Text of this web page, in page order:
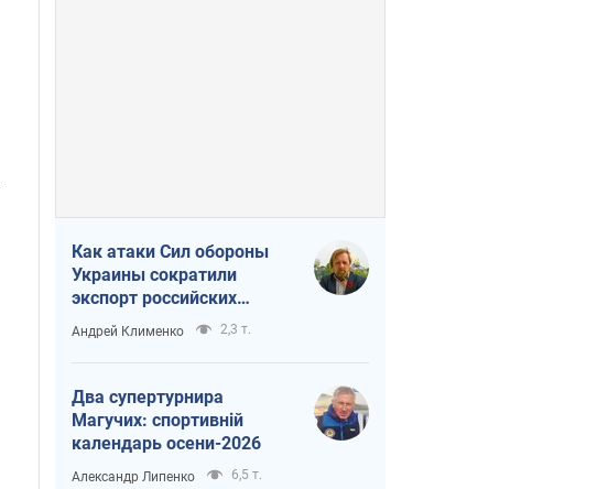
Как атаки Сил обороны
Украины сократили
экспорт российских
нефтепродуктов
Андрей Клименко 2,3 т.
Два супертурнира
Магучих: спортивній
календарь осени-2026
Александр Липенко 6,5 т.